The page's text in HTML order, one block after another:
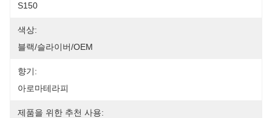
S150
색상:
블랙/슬라이버/OEM
향기:
아로마테라피
제품을 위한 추천 사용: